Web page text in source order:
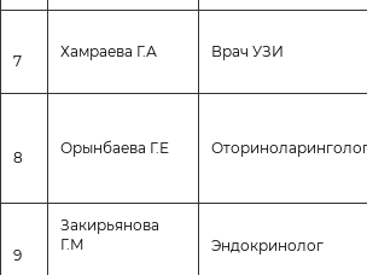
7
Хамраева Г.А Врач УЗИ
8
Орынбаева Г.Е
9
Закирьянова
Г.М
Эндокринолог